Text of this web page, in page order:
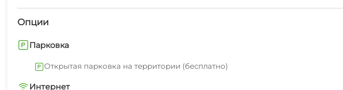
Опции
Парковка
Открытая парковка на территории (бесплатно)
Интернет